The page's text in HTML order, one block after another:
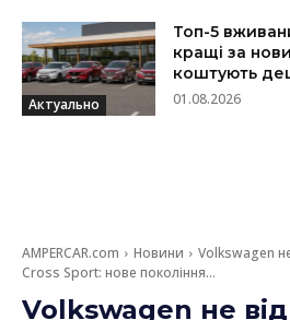
Актуально
Топ-5
кращі за
коштують
01.08.2026